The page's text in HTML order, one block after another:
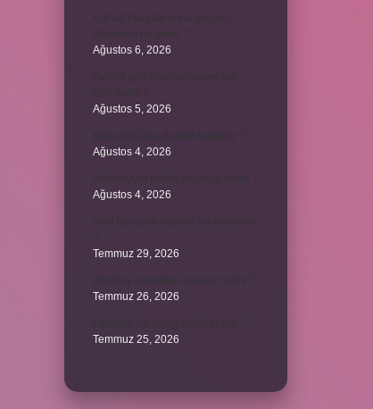
Ağustos 6, 2026
Ağustos 5, 2026
Ağustos 4, 2026
Ağustos 4, 2026
Temmuz 29, 2026
Temmuz 26, 2026
Temmuz 25, 2026